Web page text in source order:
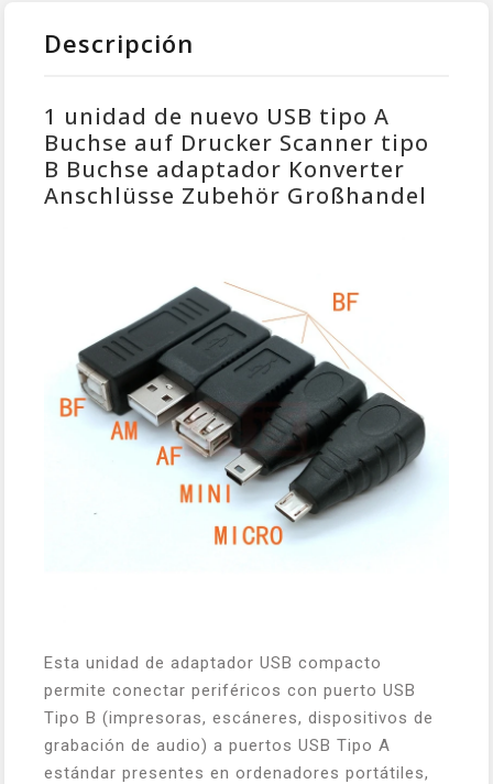
Descripción
1 unidad de nuevo USB tipo A
Buchse auf Drucker Scanner tipo
B Buchse adaptador Konverter
Anschlüsse Zubehör Großhandel
Esta unidad de adaptador USB compacto
permite conectar periféricos con puerto USB
Tipo B (impresoras, escáneres, dispositivos de
grabación de audio) a puertos USB Tipo A
estándar presentes en ordenadores portátiles,